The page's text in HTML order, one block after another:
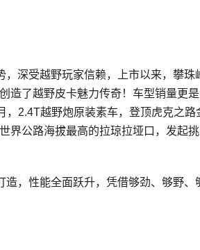
深受越野玩家信赖，上市以来，攀珠
造了越野皮卡魅力传奇！车型销量更
2.4T越野炮原装素车，登顶虎克之路
界公路海拔最高的拉琼拉垭口，发起
造，性能全面跃升，凭借够劲、够野、